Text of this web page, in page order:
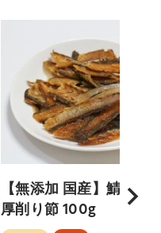
【無添加 国産】鯖の
厚削り節 100g